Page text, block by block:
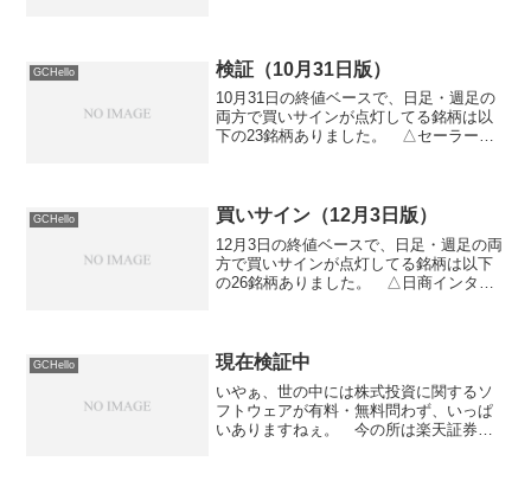
（...
GCHello 検証（10月31日版）
10月31日の終値ベースで、日足・週足の
両方で買いサインが点灯してる銘柄は以
下の23銘柄ありました。 △セーラー万
△ST...
GCHello 買いサイン（12月3日版）
12月3日の終値ベースで、日足・週足の両
方で買いサインが点灯してる銘柄は以下
の26銘柄ありました。 △日商インター
GCHello 現在検証中
いやぁ、世の中には株式投資に関するソ
フトウェアが有料・無料問わず、いっぱ
いありますねぇ。 今の所は楽天証券の